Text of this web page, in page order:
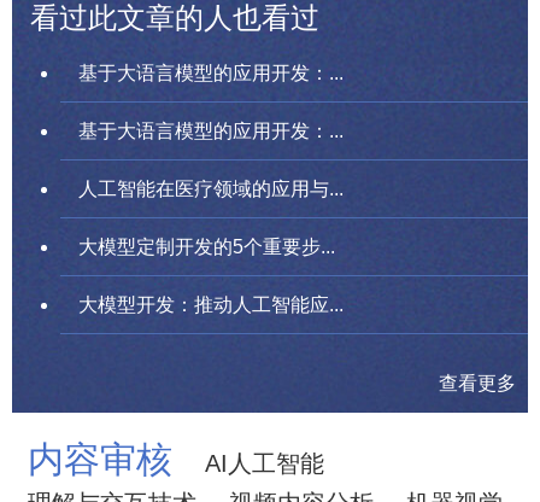
看过此文章的人也看过
基于大语言模型的应用开发：...
基于大语言模型的应用开发：...
人工智能在医疗领域的应用与...
大模型定制开发的5个重要步...
大模型开发：推动人工智能应...
查看更多
内容审核
AI人工智能